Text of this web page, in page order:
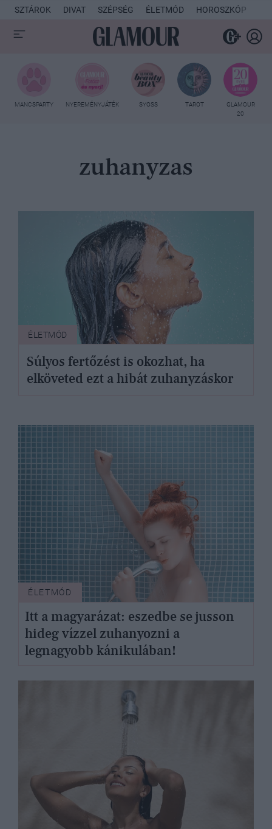
SZTÁROK DIVAT SZÉPSÉG ÉLETMÓD HOROSZKÓP
MANCSPARTY NYEREMÉNYJÁTÉK SYOSS TAROT
GLAMOUR
20
zuhanyzas
ÉLETMÓD
Súlyos fertőzést is okozhat, ha
elköveted ezt a hibát zuhanyzáskor
ÉLETMÓD
Itt a magyarázat: eszedbe se jusson
hideg vízzel zuhanyozni a
legnagyobb kánikulában!